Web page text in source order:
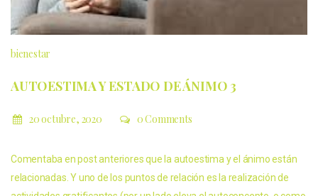
bienestar
AUTOESTIMA Y ESTADO DE ÁNIMO 3
20 octubre, 2020 0 Comments
Comentaba en post anteriores que la autoestima y el ánimo están
relacionadas. Y uno de los puntos de relación es la realización de